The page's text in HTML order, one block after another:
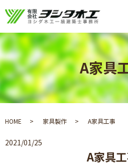
A家具
HOME 家具製作 A家具工事
2021/01/25
A家具